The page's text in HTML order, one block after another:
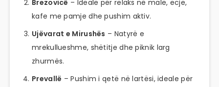
Brezovicë – Ideale për relaks në male, ecje,
kafe me pamje dhe pushim aktiv.
Ujëvarat e Mirushës – Natyrë e
mrekullueshme, shëtitje dhe piknik larg
zhurmës.
Prevallë – Pushim i qetë në lartësi, ideale për